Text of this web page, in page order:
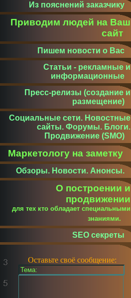
Из пояснений заказчику
Приводим людей на Ваш
сайт
Пишем новости о Вас
Статьи - рекламные и
информационные
Пресс-релизы (создание и
размещение)
Социальные сети. Новостные
сайты. Форумы. Блоги.
Продвижение (SMO)
Маркетологу на заметку
Обзоры. Новости. Анонсы.
О построении и
продвижении
для тех кто обладает специальными
знаниями.
SEO секреты
Оставьте своё сообщение: